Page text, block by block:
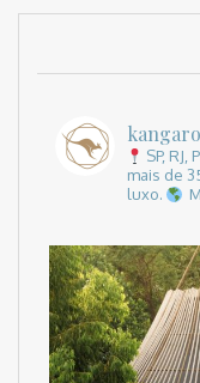
SP, RJ,
mais de
luxo.